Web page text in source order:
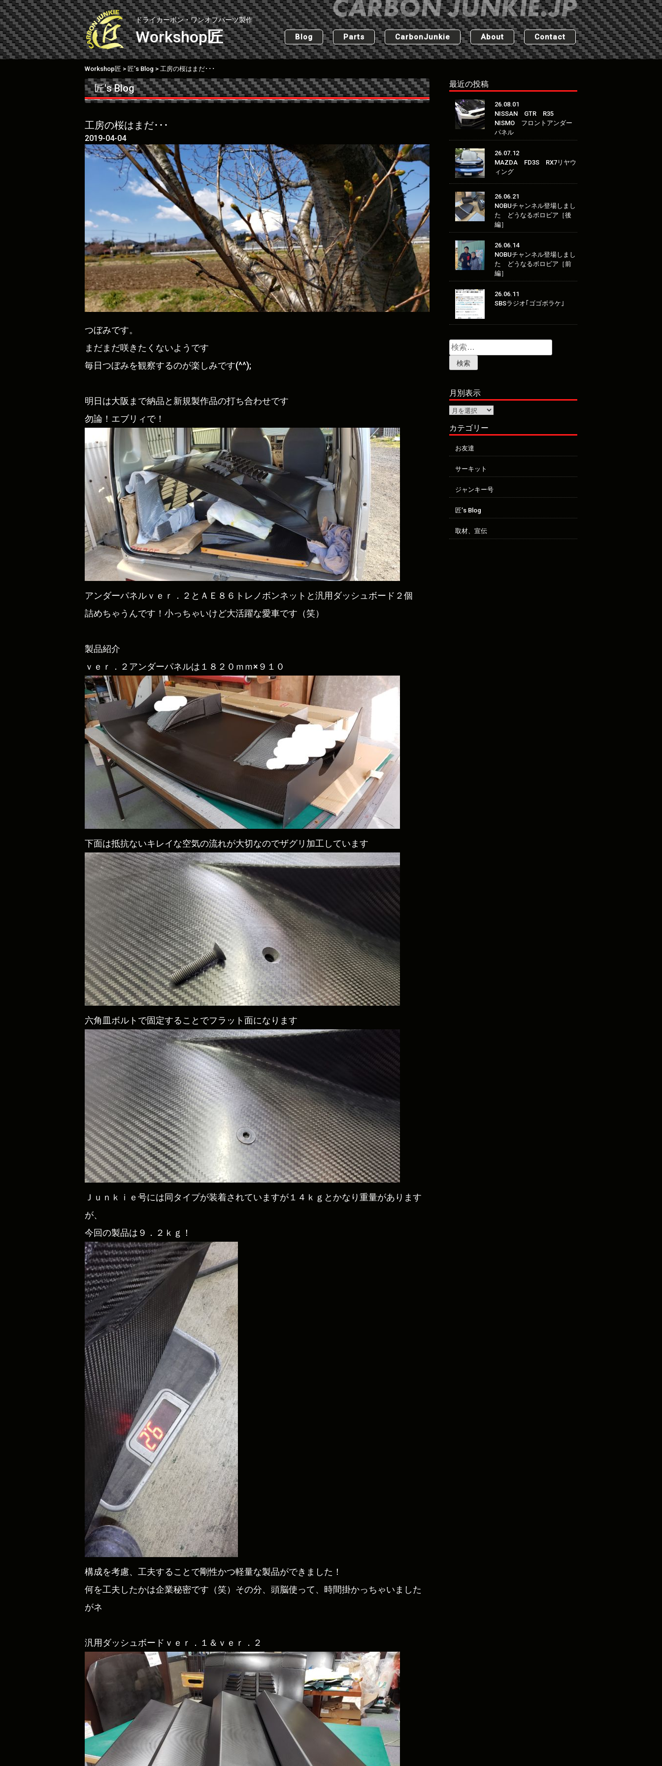
Skip
to
content
ドライカーボン・ワンオフパーツ製作
Workshop匠 Blog Parts CarbonJunkie About Contact
Workshop匠 > 匠’s Blog > 工房の桜はまだ･･･
匠's Blog
工房の桜はまだ･･･
2019-04-04
つぼみです。
まだまだ咲きたくないようです
毎日つぼみを観察するのが楽しみです(^^);
明日は大阪まで納品と新規製作品の打ち合わせです
勿論！エブリィで！
アンダーパネルｖｅｒ．２とＡＥ８６トレノボンネットと汎用ダッシュボード２個
詰めちゃうんです！小っちゃいけど大活躍な愛車です（笑）
製品紹介
ｖｅｒ．２アンダーパネルは１８２０ｍｍ×９１０
下面は抵抗ないキレイな空気の流れが大切なのでザグリ加工しています
六角皿ボルトで固定することでフラット面になります
Ｊｕｎｋｉｅ号には同タイプが装着されていますが１４ｋｇとかなり重量があります
が、
今回の製品は９．２ｋｇ！
構成を考慮、工夫することで剛性かつ軽量な製品ができました！
何を工夫したかは企業秘密です（笑）その分、頭脳使って、時間掛かっちゃいました
がネ
汎用ダッシュボードｖｅｒ．１＆ｖｅｒ．２
最近の投稿
26.08.01
NISSAN GTR R35
NISMO フロントアンダー
パネル
26.07.12
MAZDA FD3S RX7リヤウ
ィング
26.06.21
NOBUチャンネル登場しまし
た どうなるボロビア［後
編］
26.06.14
NOBUチャンネル登場しまし
た どうなるボロビア［前
編］
26.06.11
SBSラジオ｢ゴゴボラケ｣
検
索:
月別表示
月
別
示カテゴリー
お友達
サーキット
ジャンキー号
匠’s Blog
取材、宣伝